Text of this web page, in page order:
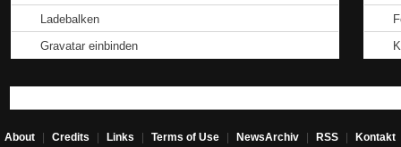
Ladebalken
Gravatar einbinden
About Credits Links Terms of Use NewsArchiv RSS Kontakt